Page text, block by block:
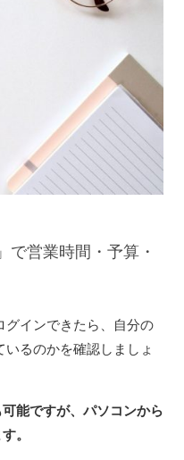
で営業時間・予算・
グインできたら、自分の
るのかを確認しましょ
能ですが、パソコンから
。